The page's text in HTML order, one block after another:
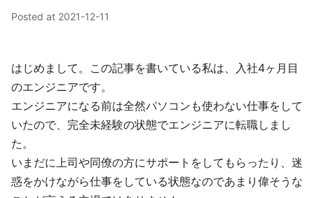
Posted at 2021-12-11
はじめまして。この記事を書いている私は、入社4ヶ月目
のエンジニアです。
エンジニアになる前は全然パソコンも使わない仕事をして
いたので、完全未経験の状態でエンジニアに転職しまし
た。
いまだに上司や同僚の方にサポートをしてもらったり、迷
惑をかけながら仕事をしている状態なのであまり偉そうな